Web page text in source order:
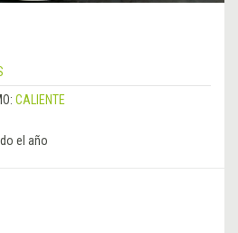
CALIENTE
el año